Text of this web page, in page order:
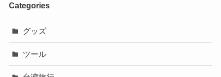
Categories
グッズ
ツール